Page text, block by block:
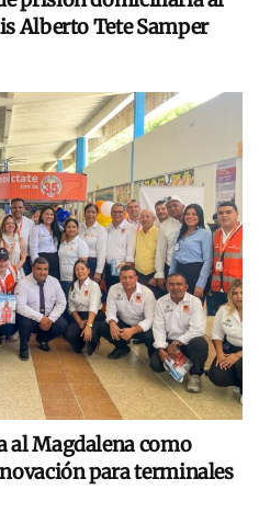
Alberto Tete Samper
al Magdalena como
para terminales